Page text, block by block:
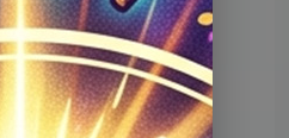
Graal V2 - 99 musique